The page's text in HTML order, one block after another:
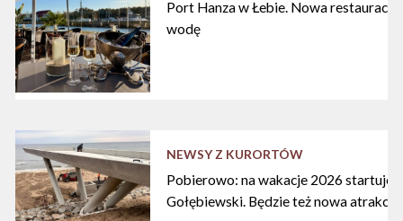
Port Hanza w Łebie. Nowa restauracja
wodę
NEWSY Z KURORTÓW
Pobierowo: na wakacje 2026 startuje
Gołębiewski. Będzie też nowa atrakcja